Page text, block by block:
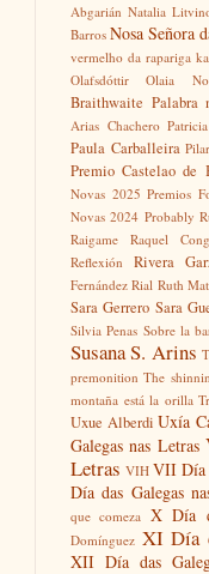
Abgarián Natalia
Barros Nosa Señora
vermelho da rapariga
Olafsdóttir
Olaia
Braithwaite Palabra
Arias Chachero
Paula Carballeira
Premio Castelao de
Novas 2025 Premios
Novas 2024 Probably
Raigame Raquel
Reflexión
Rivera
Fernández Rial Ruth
Sara Gerrero Sara
Silvia Penas Sobre la
Susana S. Arins
premonition The
montaña está la orilla
Uxue Alberdi Uxía
Galegas nas Letras
Letras VIH VII Día
Día das Galegas
que comeza X Día
Domínguez XI Día
XII Día das